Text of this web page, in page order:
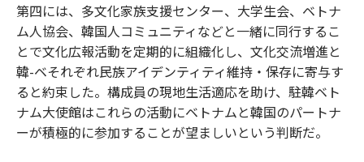
第四には、多文化家族支援センター、大学生会、ベトナ
ム人協会、韓国人コミュニティなどと一緒に同行するこ
とで文化広報活動を定期的に組織化し、文化交流増進と
韓-ベそれぞれ民族アイデンティティ維持・保存に寄与す
ると約束した。構成員の現地生活適応を助け、駐韓ベト
ナム大使館はこれらの活動にベトナムと韓国のパートナ
ーが積極的に参加することが望ましいという判断だ。